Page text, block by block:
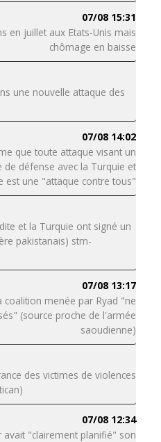
07/08 15:31
en juillet aux Etats-Unis mais
chômage en baisse
une nouvelle attaque des
07/08 14:02
que toute attaque visant un
de défense avec la Turquie et
est une "attaque contre tous"
et la Turquie ont signé un
pakistanais) stm-
07/08 13:17
coalition menée par Ryad "ne
(source proche de l'armée
saoudienne)
des victimes de violences
07/08 12:34
avait "clairement planifié" son